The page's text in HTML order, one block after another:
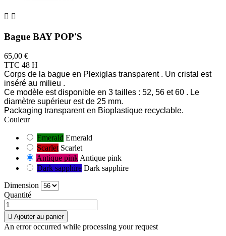
 
Bague BAY POP'S
65,00 €
TTC 48 H
Corps de la bague en Plexiglas transparent . Un cristal est
inséré au milieu .
Ce modèle est disponible en 3 tailles : 52, 56 et 60 . Le
diamètre supérieur est de 25 mm.
Packaging transparent en Bioplastique recyclable.
Couleur
Emerald Emerald
Scarlet Scarlet
Antique pinkAntique pink
Dark sapphire Dark sapphire
Dimension
Quantité
 Ajouter au panier
An error occurred while processing your request